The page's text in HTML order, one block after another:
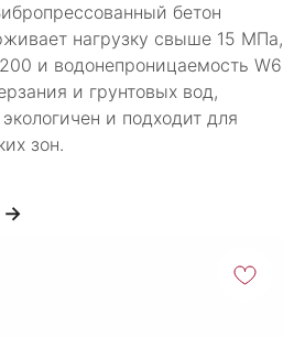
бетон
нагрузку свыше 15 МПа,
и водонепроницаемость W6
и грунтовых вод,
и подходит для
зон.
→